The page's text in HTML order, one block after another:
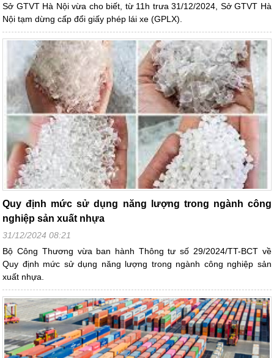
Sở GTVT Hà Nội vừa cho biết, từ 11h trưa 31/12/2024, Sở GTVT Hà
Nội tạm dừng cấp đổi giấy phép lái xe (GPLX).
Quy định mức sử dụng năng lượng trong ngành công
nghiệp sản xuất nhựa
31/12/2024 08:21
Bộ Công Thương vừa ban hành Thông tư số 29/2024/TT-BCT về
Quy định mức sử dụng năng lượng trong ngành công nghiệp sản
xuất nhựa.